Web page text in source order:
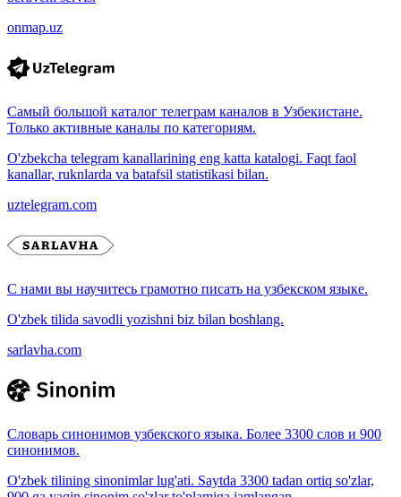
onmap.uz
Самый большой каталог телеграм каналов в Узбекистане.
Только активные каналы по категориям.
O'zbekcha telegram kanallarining eng katta katalogi. Faqt faol
kanallar, ruknlarda va batafsil statistikasi bilan.
uztelegram.com
С нами вы научитесь грамотно писать на узбекском языке.
O'zbek tilida savodli yozishni biz bilan boshlang.
sarlavha.com
Словарь синонимов узбекского языка. Более 3300 слов и 900
синонимов.
O'zbek tilining sinonimlar lug'ati. Saytda 3300 tadan ortiq so'zlar,